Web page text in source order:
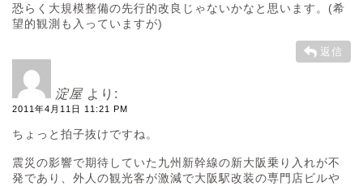
恐らく大規模整備の先行的改良じゃないかなと思います。(希
望的観測も入っていますが)
返信
淀屋 より:
2011年4月11日 11:21 PM
ちょっと拍子抜けですね。
震災の影響で期待していた九州新幹線の新大阪乗り入れが不
発であり、外人の観光客が激減で大阪駅改装の専門店ビルや